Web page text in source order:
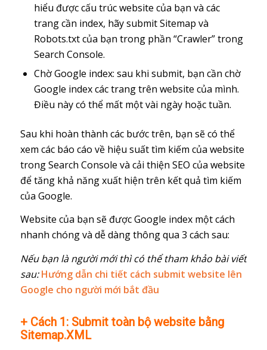
hiểu được cấu trúc website của bạn và các
trang cần index, hãy submit Sitemap và
Robots.txt của bạn trong phần “Crawler” trong
Search Console.
Chờ Google index: sau khi submit, bạn cần chờ
Google index các trang trên website của mình.
Điều này có thể mất một vài ngày hoặc tuần.
Sau khi hoàn thành các bước trên, bạn sẽ có thể
xem các báo cáo về hiệu suất tìm kiếm của website
trong Search Console và cải thiện SEO của website
để tăng khả năng xuất hiện trên kết quả tìm kiếm
của Google.
Website của bạn sẽ được Google index một cách
nhanh chóng và dễ dàng thông qua 3 cách sau:
Nếu bạn là người mới thì có thể tham khảo bài viết
sau: Hướng dẫn chi tiết cách submit website lên
Google cho người mới bắt đầu
+ Cách 1: Submit toàn bộ website bằng
Sitemap.XML